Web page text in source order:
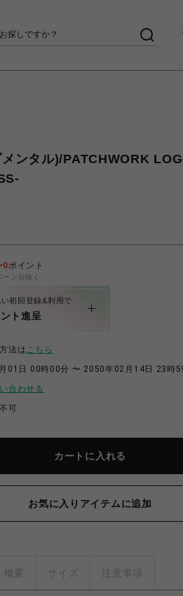
ンタル)/PATCHWORK
0ポイント
ン分除く
初回登録&利用で
ト進呈
法はこちら
01日 00時00分 〜 2050年02月14日 23時
合わせる
可
カートに入れる
お気に入りアイテムに追加
概要 サイズ 注意事項